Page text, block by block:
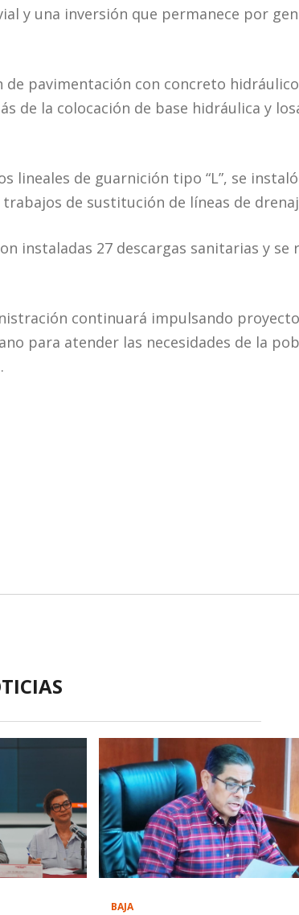
y una inversión que permanece por
pavimentación con concreto
de la colocación de base hidráulica y
lineales de guarnición tipo “L”, se
de sustitución de líneas de
instaladas 27 descargas sanitarias y se
continuará impulsando
para atender las necesidades de la
BAJA